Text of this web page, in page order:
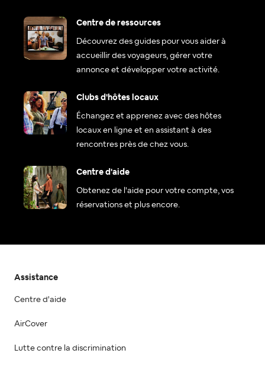
Centre de ressources
Découvrez des guides pour vous aider à
accueillir des voyageurs, gérer votre
annonce et développer votre activité.
Clubs d'hôtes locaux
Échangez et apprenez avec des hôtes
locaux en ligne et en assistant à des
rencontres près de chez vous.
Centre d'aide
Obtenez de l'aide pour votre compte, vos
réservations et plus encore.
Assistance
Centre d'aide
AirCover
Lutte contre la discrimination